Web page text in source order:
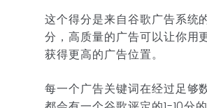
这个得分是来自谷歌广告系统
分，高质量的广告可以让你用
获得更高的广告位置。
每一个广告关键词在经过足够